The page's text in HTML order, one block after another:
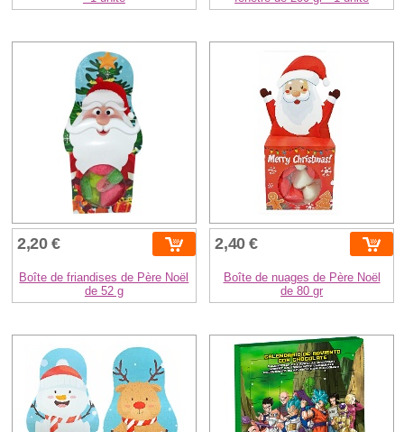
2,20 €
Boîte de friandises de Père Noël
de 52 g
2,40 €
Boîte de nuages de Père Noël
de 80 gr